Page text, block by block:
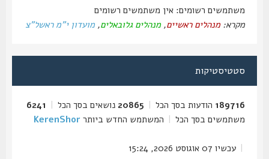
משתמשים רשומים: אין משתמשים רשומים
מקרא:מנהלים ראשיים,מנהלים גלובאלים,מועדון י"מ ראשל"צ
סטטיסטיקות
189716הודעות בסך הכל |
20865נושאים בסך הכל |
6241
משתמשים בסך הכל |המשתמש החדש ביותרKerenShor
עכשיו 07 אוגוסט 2026, 15:24